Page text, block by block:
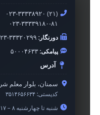
۰۲۳-۳۳۳۳۸۹۲۰ (۲۱)
۰۲۳-۳۳۳۳۹۱۸۰-۸۱
دورنگار:۰۲۳-
پیامکی:۵۰۰۰۴۶۳۳
آدرس
سمنان، بلوار معلم
کدپستی: ۳۵۱۴۶۵۶۶۳۴
شنبه تا چهارشنبه ۸ – ۱۷